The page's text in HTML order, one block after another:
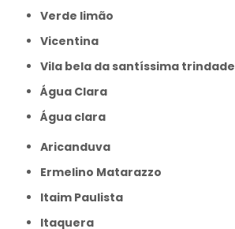
Verde limão
Vicentina
Vila bela da santíssima trindade
Água Clara
Água clara
Aricanduva
Ermelino Matarazzo
Itaim Paulista
Itaquera